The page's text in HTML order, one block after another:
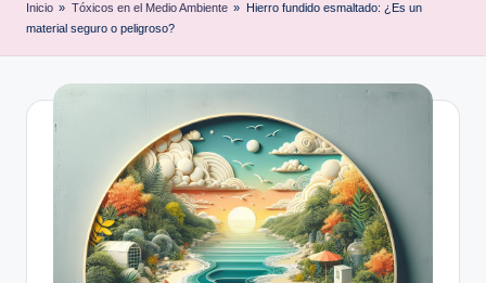
Inicio » Tóxicos en el Medio Ambiente » Hierro fundido esmaltado: ¿Es un
material seguro o peligroso?